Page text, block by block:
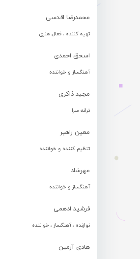
محمدرضا اقدسی
تهیه کننده ، فعال هنری
اسحق احمدی
آهنگساز و خواننده
مجید ذاکری
ترانه سرا
معین راهبر
تنظیم کننده و خواننده
مهرشاد
آهنگساز و خواننده
فرشید ادهمی
نوازنده ، آهنگساز ، خواننده
هادی آرمین